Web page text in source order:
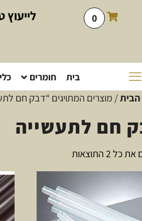
0 לייעוץ
בית חומרים
/ מוצרים המתויגים “דבק חם
חם לתעשייה
⁦2⁩ התוצאות